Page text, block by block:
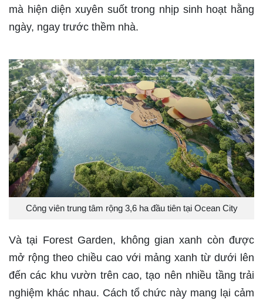
mà hiện diện xuyên suốt trong nhịp sinh hoạt hằng
ngày, ngay trước thềm nhà.
Công viên trung tâm rộng 3,6 ha đầu tiên tại Ocean City
Và tại Forest Garden, không gian xanh còn được
mở rộng theo chiều cao với mảng xanh từ dưới lên
đến các khu vườn trên cao, tạo nên nhiều tầng trải
nghiệm khác nhau. Cách tổ chức này mang lại cảm